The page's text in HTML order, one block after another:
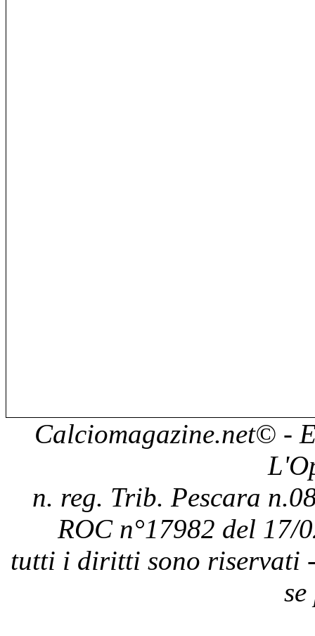
Calciomagazine.net© -
n. reg. Trib. Pescara
ROC n°17982 del 17/
tutti i diritti sono riservati